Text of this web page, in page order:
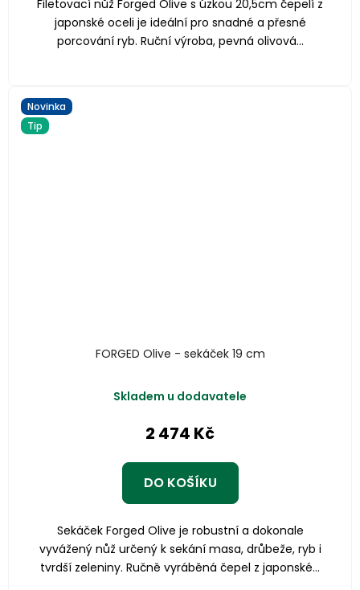
Filetovací nůž Forged Olive s úzkou 20,5cm čepelí z
japonské oceli je ideální pro snadné a přesné
porcování ryb. Ruční výroba, pevná olivová...
Novinka
Tip
FORGED Olive - sekáček 19 cm
Skladem u dodavatele
2 474 Kč
DO KOŠÍKU
Sekáček Forged Olive je robustní a dokonale
vyvážený nůž určený k sekání masa, drůbeže, ryb i
tvrdší zeleniny. Ručně vyráběná čepel z japonské...